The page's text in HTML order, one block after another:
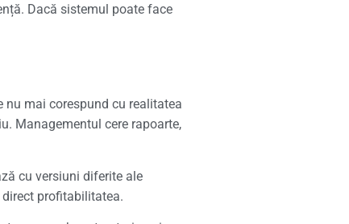
Dacă sistemul poate face
nu mai corespund cu realitatea
Managementul cere rapoarte,
cu versiuni diferite ale
profitabilitatea.